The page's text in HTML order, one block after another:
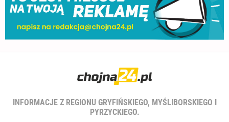
INFORMACJE Z REGIONU GRYFIŃSKIEGO, MYŚLIBORSKIEGO I
PYRZYCKIEGO.